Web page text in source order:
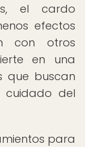
el cardo
efectos
con otros
en una
que buscan
cuidado del
para